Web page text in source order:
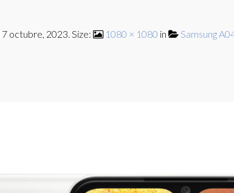
7 octubre, 2023. Size: 1080 × 1080 in Samsung